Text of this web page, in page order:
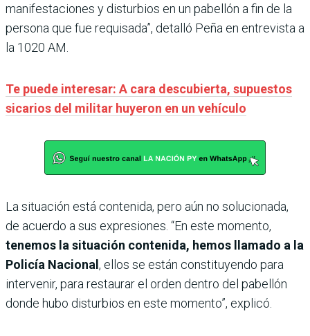
manifestaciones y disturbios en un pabellón a fin de la
persona que fue requisada”, detalló Peña en entrevista a
la 1020 AM.
Te puede interesar: A cara descubierta, supuestos
sicarios del militar huyeron en un vehículo
La situación está contenida, pero aún no solucionada,
de acuerdo a sus expresiones. “En este momento,
tenemos la situación contenida, hemos llamado a la
Policía Nacional , ellos se están constituyendo para
intervenir, para restaurar el orden dentro del pabellón
donde hubo disturbios en este momento”, explicó.